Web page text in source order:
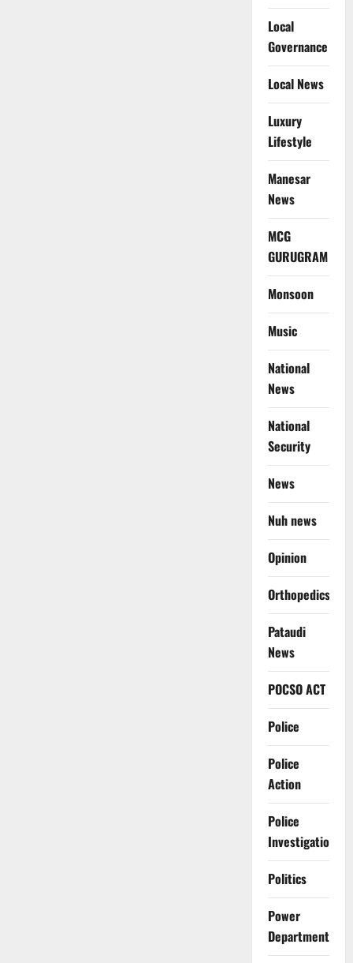
Local
Governance
Local News
Luxury
Lifestyle
Manesar
News
MCG
GURUGRAM
Monsoon
Music
National
News
National
Security
News
Nuh news
Opinion
Orthopedics
Pataudi
News
POCSO ACT
Police
Police
Action
Police
Investigation
Politics
Power
Department